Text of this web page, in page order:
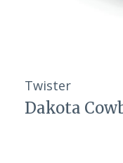
Twister
Dakota